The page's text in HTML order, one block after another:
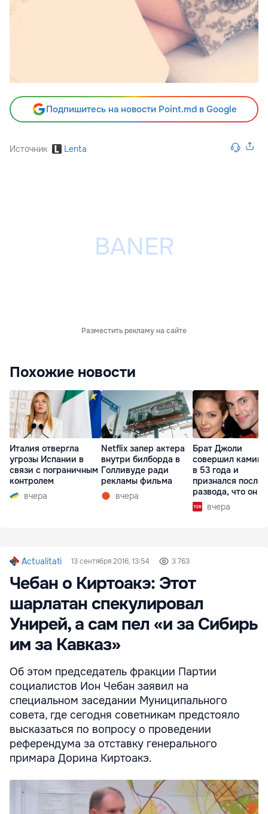
Подпишитесь на новости Point.md в Google
Источник Lenta
Разместить рекламу на сайте
Похожие новости
Италия отвергла
угрозы Испании в
связи с пограничным
контролем
вчера
Netflix запер актера
внутри билборда в
Голливуде ради
рекламы фильма
вчера
Брат Джоли
совершил
в 53 года и
признался после
развода, что он
вчера
Actualitati 13 сентября 2016, 13:54 3 763
Чебан о Киртоакэ: Этот
шарлатан спекулировал
Унирей, а сам пел «и за Сибирь
им за Кавказ»
Об этом председатель фракции Партии
социалистов Ион Чебан заявил на
специальном заседании Муниципального
совета, где сегодня советникам предстояло
высказаться по вопросу о проведении
референдума за отставку генерального
примара Дорина Киртоакэ.